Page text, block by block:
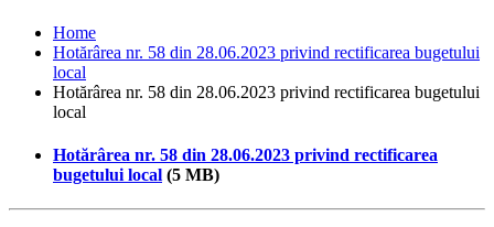
Home
Hotărârea nr. 58 din 28.06.2023 privind rectificarea bugetului
local
Hotărârea nr. 58 din 28.06.2023 privind rectificarea bugetului
local
Hotărârea nr. 58 din 28.06.2023 privind rectificarea
bugetului local (5 MB)